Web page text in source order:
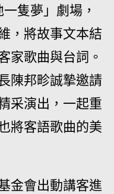
隻夢」劇場，
，將故事文本結
家歌曲與台詞。
陳邦畛誠摯邀請
采演出，一起重
將客語歌曲的美
金會出動講客進